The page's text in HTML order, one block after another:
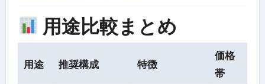
用途比較まとめ
用途 推奨構成 特徴
価格
帯